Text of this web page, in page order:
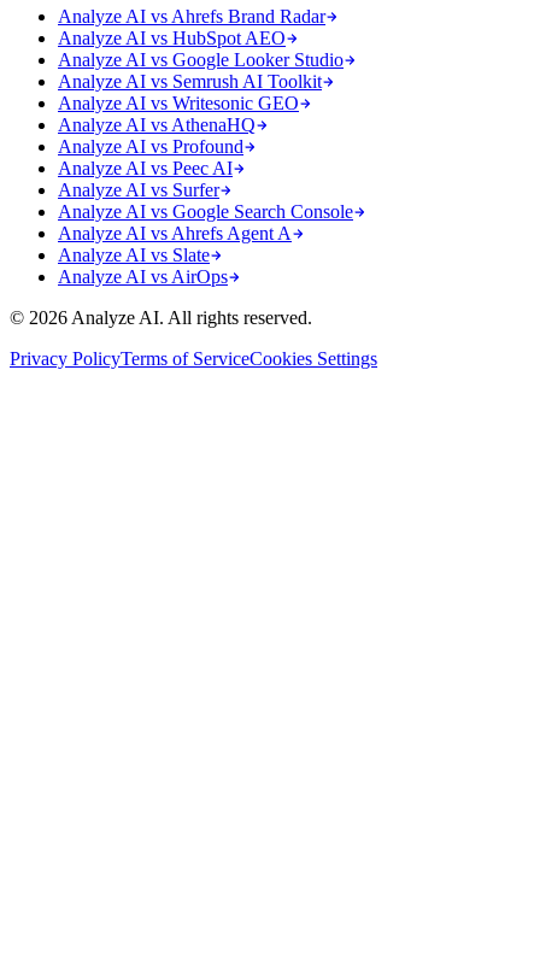
Analyze AI vs Ahrefs Brand Radar
Analyze AI vs HubSpot AEO
Analyze AI vs Google Looker Studio
Analyze AI vs Semrush AI Toolkit
Analyze AI vs Writesonic GEO
Analyze AI vs AthenaHQ
Analyze AI vs Profound
Analyze AI vs Peec AI
Analyze AI vs Surfer
Analyze AI vs Google Search Console
Analyze AI vs Ahrefs Agent A
Analyze AI vs Slate
Analyze AI vs AirOps
© 2026 Analyze AI. All rights reserved.
Privacy PolicyTerms of ServiceCookies Settings